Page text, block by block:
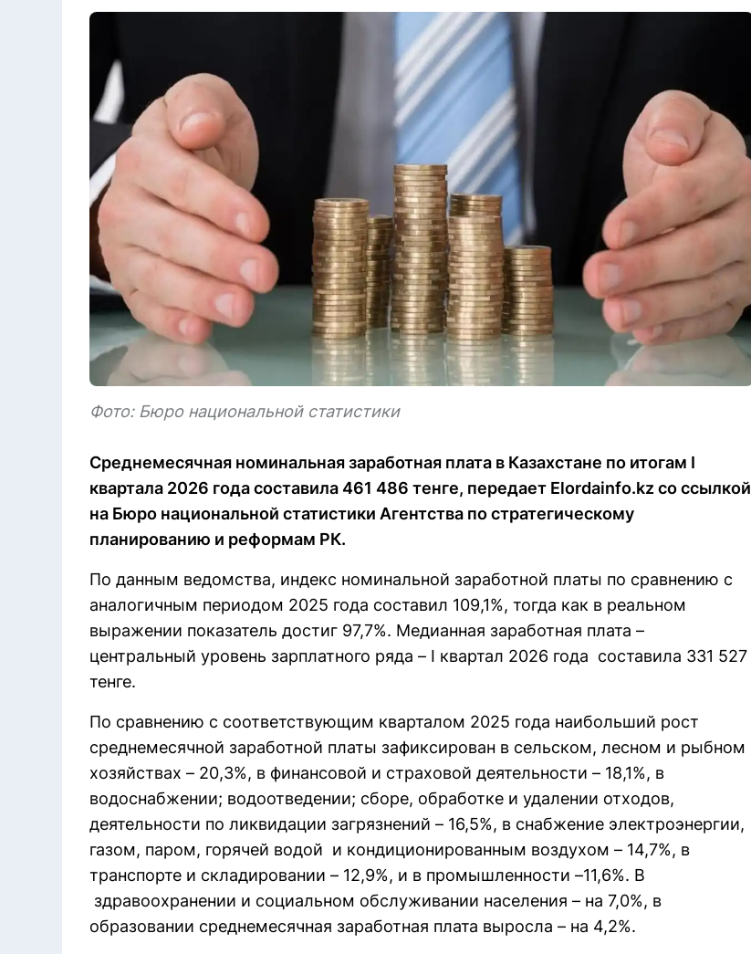
Фото: Бюро национальной статистики
Среднемесячная номинальная заработная плата в Казахстане по итогам I
квартала 2026 года составила 461 486 тенге, передает Elordainfo.kz со ссылкой
на Бюро национальной статистики Агентства по стратегическому
планированию и реформам РК.
По данным ведомства, индекс номинальной заработной платы по сравнению с
аналогичным периодом 2025 года составил 109,1%, тогда как в реальном
выражении показатель достиг 97,7%. Медианная заработная плата –
центральный уровень зарплатного ряда – I квартал 2026 года составила 331 527
тенге.
По сравнению с соответствующим кварталом 2025 года наибольший рост
среднемесячной заработной платы зафиксирован в сельском, лесном и рыбном
хозяйствах – 20,3%, в финансовой и страховой деятельности – 18,1%, в
водоснабжении; водоотведении; сборе, обработке и удалении отходов,
деятельности по ликвидации загрязнений – 16,5%, в снабжение электроэнергии,
газом, паром, горячей водой и кондиционированным воздухом – 14,7%, в
транспорте и складировании – 12,9%, и в промышленности –11,6%. В
здравоохранении и социальном обслуживании населения – на 7,0%, в
образовании среднемесячная заработная плата выросла – на 4,2%.